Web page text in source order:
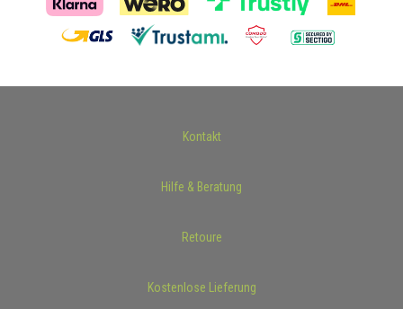
Kontakt
Hilfe & Beratung
Retoure
Kostenlose Lieferung